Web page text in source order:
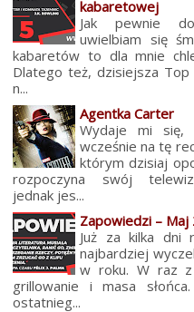
kabaretowej
Jak pewnie
uwielbiam się
kabaretów to dla mnie
Dlatego też, dzisiejsza
n...
Agentka Carter
Wydaje mi się,
wcześnie na tę
którym dzisiaj
rozpoczyna swój
jednak jes...
Zapowiedzi – Maj
Już za kilka dni
najbardziej
w roku. W raz z
grillowanie i masa
ostatnieg...